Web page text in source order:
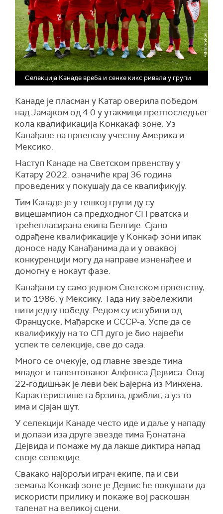
Селекција Канаде вреба и сенке кикс ривала у групи
Канаде је пласман у Катар оверила победом
над Јамајком од 4:0 у утакмици претпоследњег
кола квалификација Конкакаф зоне. Уз
Канађане на првенсву учеству Америка и
Мексико.
Наступ Канаде на Светском првенству у
Катару 2022. означиће крај 36 година
проведених у покушају да се квалификују.
Тим Канаде је у тешкој групи ду су
вицешампион са предходног СП рватска и
трећепласирана екипа Белгије. Сјано
одрађене квалификације у Конкаф зони ипак
доносе наду Канађанима да и у оваквој
конкуренцији могу да направе изненађее и
домогну е нокаут фазе.
Канађани су само једном Светском првенству,
и то 1986. у Мексику. Тада ниу забележили
нити једну победу. Редом су изгубили од
Француске, Мађарске и СССР-а. Успе да се
квалификују на то СП дуго је био највећи
успек те селекције, све до сада.
Много се очекује, од главне звезде тима
младог и талентованог Алфонса Дејвиса. Овај
22-годишњак је леви бек Бајерна из Минхена.
Карактеристише га брзина, дриблиг, а уз то
има и сјајан шут.
У селекцији Канаде често иде и даље у нападу
и долази иза друге звезде тима Ђонатана
Дејвида и помаже му да лакше диктира напад
своје селекције.
Свакако најброљи играч екипе, па и сви
земаља Конкаф зоне је Дејвис ће покушати да
искористи прилику и покаже вој раскошан
таленат на великој сцени.